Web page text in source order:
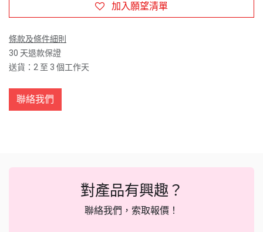
加入願望清單
條款及條件細則
30 天退款保證
送貨：2 至 3 個工作天
聯絡我們
對產品有興趣？
聯絡我們，索取報價！